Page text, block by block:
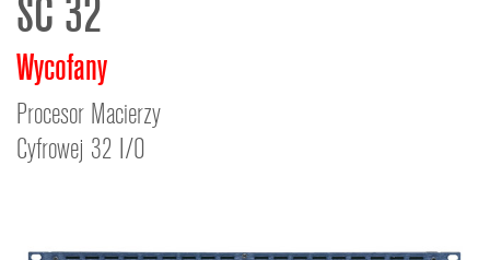
Studia przypadków
gdzie kupić
szkolenia
wsparcie
SC 32
Wycofany
Procesor Macierzy
Cyfrowej 32 I/O